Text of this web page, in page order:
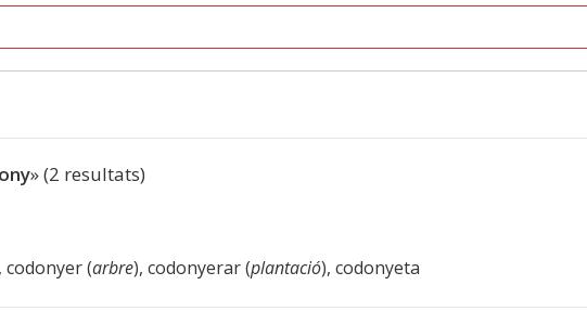
» (2 resultats)
codonyer (arbre), codonyerar (plantació), codonyeta